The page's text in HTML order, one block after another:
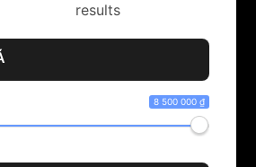
results
8 500 000 ₫